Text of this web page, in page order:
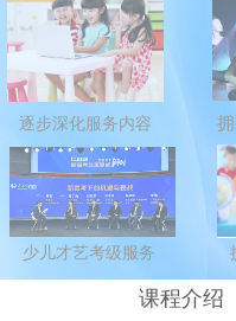
少儿才艺考级服务
逐步深化服务内容
课程介绍